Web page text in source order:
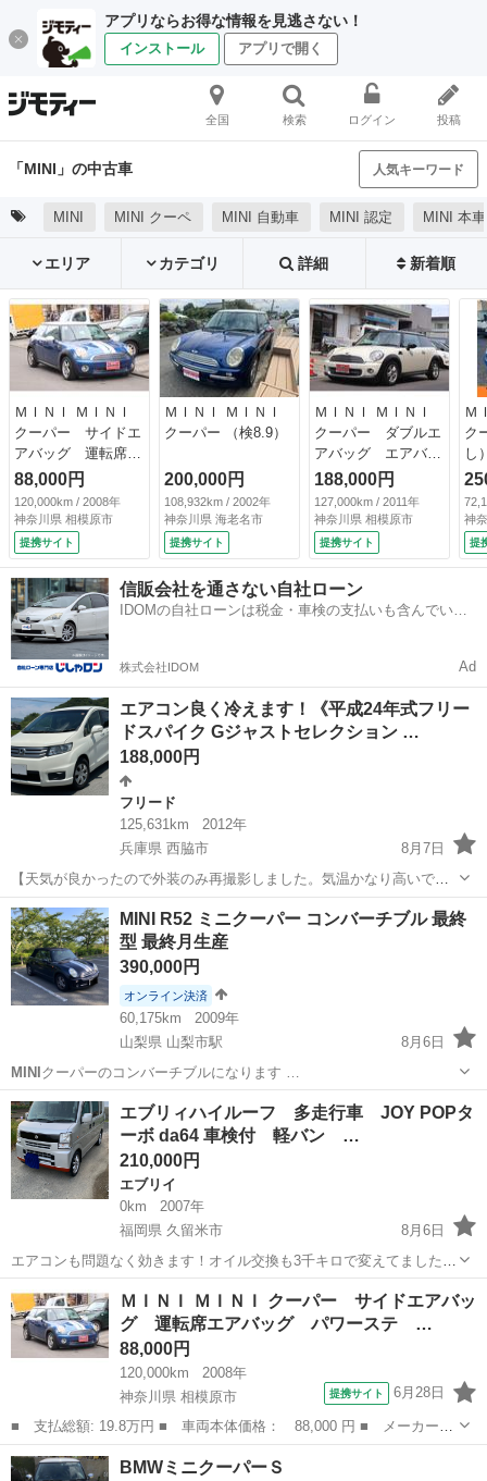
アプリならお得な情報を見逃さない！
インストール アプリで開く
全国 検索 ログイン 投稿
「MINI」の中古車 人気キーワード
MINI MINI クーペ MINI 自動車 MINI 認定 MINI 本車
エリア カテゴリ 詳細 新着順
ＭＩＮＩ ＭＩＮＩ
クーパー サイドエ
アバッグ 運転席エ
アバッグ パワース
テ ＡＢＳ ダブル
エアバック パワー
ウィンド ＡＵＴＯ
エアコン （車検整
備付）
88,000円
120,000km / 2008年
神奈川県 相模原市
提携サイト
ＭＩＮＩ ＭＩＮＩ
クーパー （検8.9）
200,000円
108,932km / 2002年
神奈川県 海老名市
提携サイト
ＭＩＮＩ ＭＩＮＩ
クーパー ダブルエ
アバッグ エアバッ
グ フルオートエア
コン サイドエア
Ｂ パワーウィンド
ウ ＡＢＳ パワー
ステアリング （検
188,000円
127,000km / 2011年
神奈川県 相模原市
提携サイト
Ｍ
ク
し
神
提
信販会社を通さない自社ローン
IDOMの自社ローンは税金・車検の支払いも含んでいる
株式会社IDOM Ad
エアコン良く冷えます！《平成24年式フリー
ドスパイク Gジャストセレクション …
188,000円
フリード
125,631km
2012年
兵庫県 西脇市
8月7日
【天気が良かったので外装のみ再撮影しました。気温かなり高いです
が、これからの時期大切なエアコンも良く冷えています！】 ☆普通車
との交換（希望は大型ミニバンや大型セダンなど）や下取り（車種・
状態は問いませんので何でもOKです...
兵庫 西脇市 車両
MINI R52 ミニクーパー コンバーチブル 最終
型 最終月生産
390,000円
オンライン決済
60,175km
2009年
山梨県 山梨市駅
8月6日
MINI クーパーのコンバーチブルになります …
山梨 山梨市 山梨市駅
エブリィハイルーフ 多走行車 JOY POPタ
ーボ da64 車検付 軽バン …
210,000円
エブリイ
0km
2007年
福岡県 久留米市
8月6日
エアコンも問題なく効きます！オイル交換も3千キロで変えてましたの
で状態も良く調子もバッチリです！出来れば現車確認お願い致しま
す。距離は走ってますが普通に走れます。
福岡 久留米市 エブリィ
ＭＩＮＩ ＭＩＮＩ クーパー サイドエアバッ
グ 運転席エアバッグ パワーステ …
88,000円
120,000km
2008年
神奈川県 相模原市
提携サイト 6月28日
■ 支払総額: 19.8万円 ■ 車両本体価格： 88,000 円 ■ メーカー
名： ＭＩＮＩ ■ 車種名： ＭＩＮＩ ■ グレード名： クーパ
ー サイドエアバッグ 運転席エアバッグ パワーステ ＡＢＳ ダ
神奈川 相模原市
BMWミニクーパーＳ